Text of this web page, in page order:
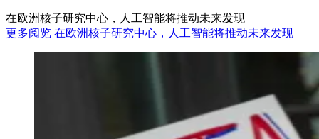
在欧洲核子研究中心，人工智能将推动未来发现
更多阅览 在欧洲核子研究中心，人工智能将推动未来发现